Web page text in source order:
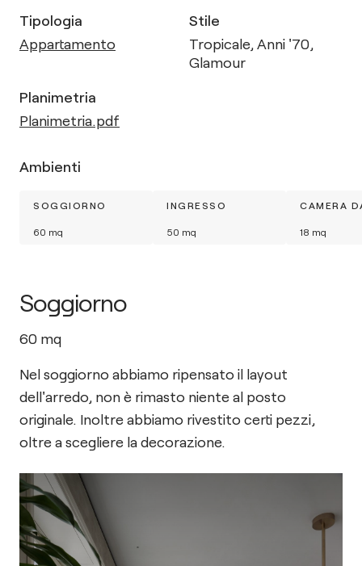
Tipologia
Appartamento
Stile
Tropicale,Anni '70,
Glamour
Planimetria
Planimetria.pdf
Ambienti
SOGGIORNO
60 mq
INGRESSO
50 mq
CAMERA
18 mq
Soggiorno
60 mq
Nel soggiorno abbiamo ripensato il layout
dell'arredo, non è rimasto niente al posto
originale. Inoltre abbiamo rivestito certi pezzi,
oltre a scegliere la decorazione.